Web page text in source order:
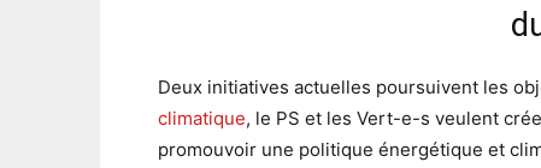
Deux initiatives actuelles poursuivent les
climatique, le PS et les Vert-e-s veulent
promouvoir une politique énergétique et